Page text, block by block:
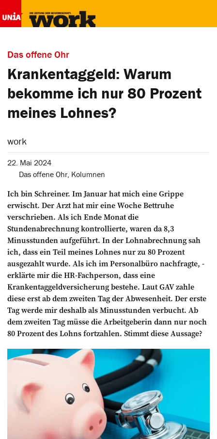
Das offene Ohr
Krankentaggeld: Warum
bekomme ich nur 80 Prozent
meines Lohnes?
work
22. Mai 2024
Das offene Ohr, Kolumnen
Ich bin Schreiner. Im Januar hat mich eine Grippe
erwischt. Der Arzt hat mir eine ­Woche Bettruhe
verschrieben. Als ich Ende Monat die
Stundenabrechnung kon­trollierte, waren da 8,3
Minusstunden aufgeführt. In der Lohnabrechnung sah
ich, dass ein Teil meines Lohnes nur zu 80 Prozent
ausgezahlt wurde. Als ich im Personalbüro nachfragte, ­
erklärte mir die HR-Fachperson, dass eine
Krankentaggeldversicherung bestehe. Laut GAV zahle
diese erst ab dem zweiten Tag der Ab­wesenheit. Der erste
Tag werde mir deshalb als Minusstunden verbucht. Ab
dem zweiten Tag müsse die ­Arbeitgeberin dann nur noch
80 Prozent des Lohns fortzahlen. Stimmt diese Aussage?